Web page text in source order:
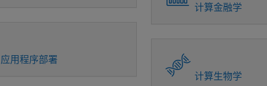
应用程序部署
计算金融学
计算生物学